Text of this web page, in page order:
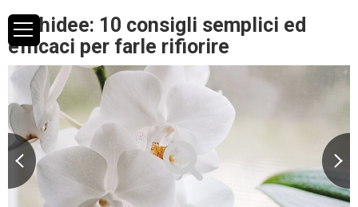
Orchidee: 10 consigli semplici ed
efficaci per farle rifiorire